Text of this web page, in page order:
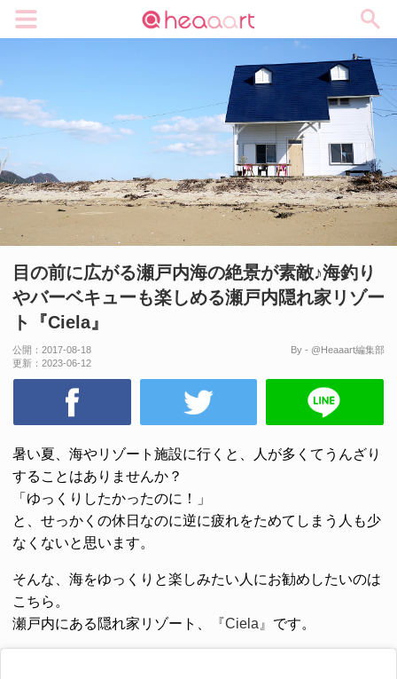
目の前に広がる瀬戸内海の絶景が素敵♪海釣り
やバーベキューも楽しめる瀬戸内隠れ家リゾー
ト『Ciela』
公開： 2017-08-18
更新： 2023-06-12
By - @Heaaart編集部
暑い夏、海やリゾート施設に行くと、人が多くてうんざり
することはありませんか？
「ゆっくりしたかったのに！」
と、せっかくの休日なのに逆に疲れをためてしまう人も少
なくないと思います。
そんな、海をゆっくりと楽しみたい人にお勧めしたいのは
こちら。
瀬戸内にある隠れ家リゾート、
『Ciela』 です。